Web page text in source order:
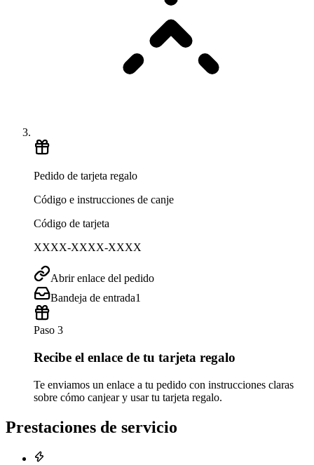
Pedido de tarjeta regalo
Código e instrucciones de canje
Código de tarjeta
XXXX-XXXX-XXXX
Abrir enlace del pedido
Bandeja de entrada1
Paso 3
Recibe el enlace de tu tarjeta regalo
Te enviamos un enlace a tu pedido con instrucciones claras
sobre cómo canjear y usar tu tarjeta regalo.
Prestaciones de servicio